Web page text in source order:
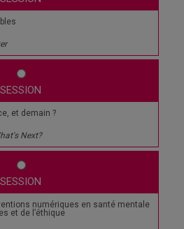
SESSION
et demain ?
Next?
SESSION
numériques en santé mentale
et de l’éthique